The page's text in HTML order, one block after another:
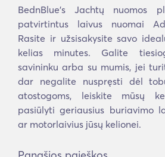
BednBlue's Jachtų nuomos
patvirtintus laivus nuomai
Rasite ir užsisakysite savo
kelias minutes. Galite
savininku arba su mumis, jei
dar negalite nuspręsti dėl
atostogoms, leiskite mūsų
pasiūlyti geriausius buriavimo
ar motorlaivius jūsų kelionei.